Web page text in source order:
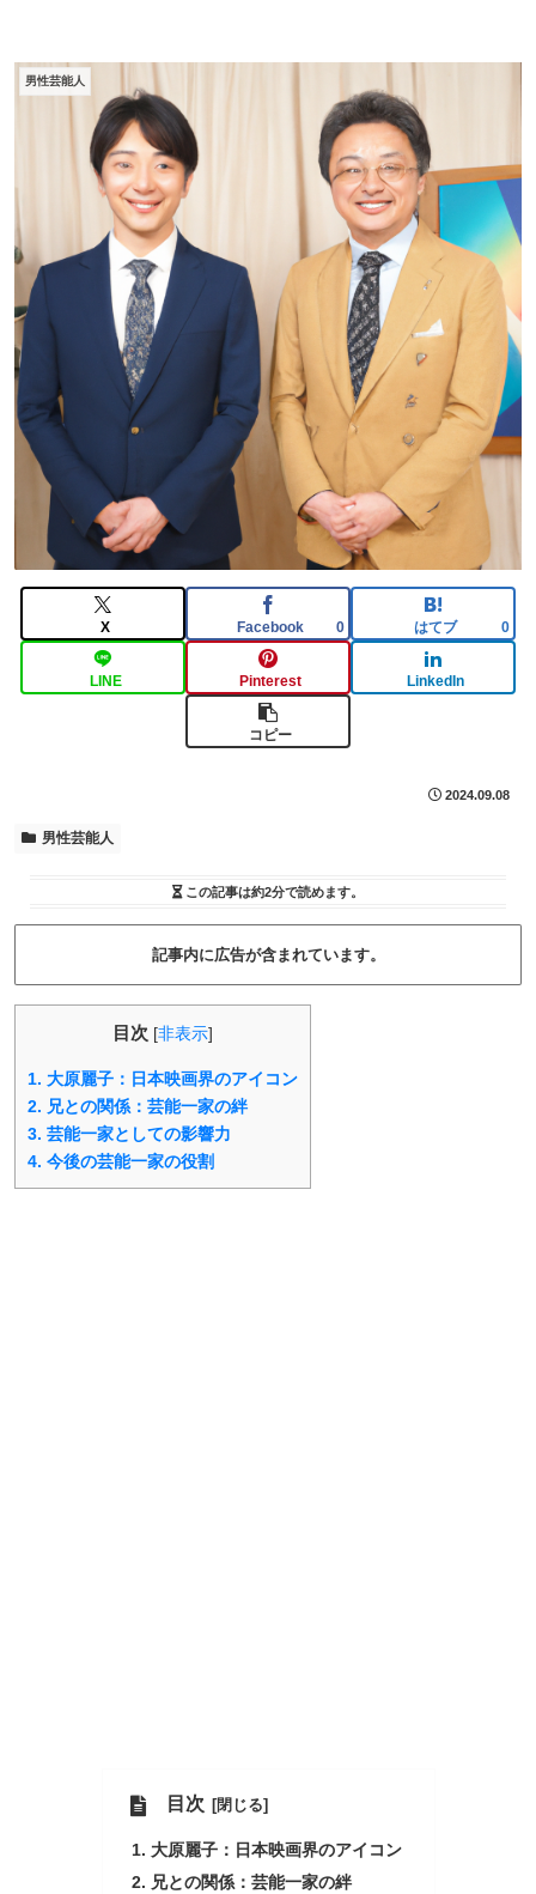
男性芸能人
X Facebook 0 はてブ 0
LINE Pinterest LinkedIn
コピー
2024.09.08
男性芸能人
この記事は約2分で読めます。
記事内に広告が含まれています。
目次 [非表示]
1. 大原麗子：日本映画界のアイコン
2. 兄との関係：芸能一家の絆
3. 芸能一家としての影響力
4. 今後の芸能一家の役割
目次
大原麗子：日本映画界のアイコン
兄との関係：芸能一家の絆